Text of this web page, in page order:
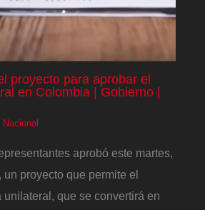
proyecto para aprobar el
en Colombia | Gobierno |
Nacional
aprobó este martes,
un proyecto que permite el
unilateral, que se convertirá en